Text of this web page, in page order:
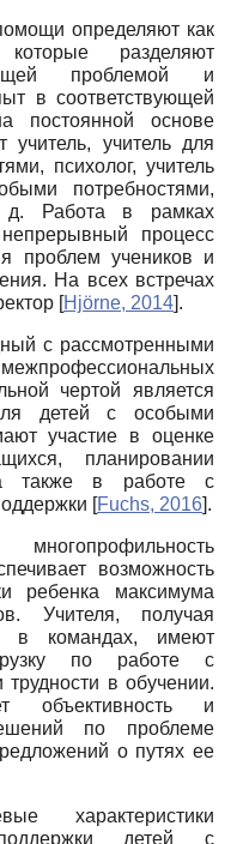
определяют как
разделяют
проблемой и
в соответствующей
постоянной основе
учитель для
психолог, учитель
потребностями,
д. Работа в рамках
процесс
проблем учеников и
На всех встречах
[Hjörne, 2014].
с рассмотренными
чертой является
детей с особыми
участие в оценке
планировании
также в работе с
[Fuchs, 2016].
возможность
ребенка максимума
Учителя, получая
в командах, имеют
по работе с
в обучении.
объективность и
по проблеме
о путях ее
характеристики
детей с